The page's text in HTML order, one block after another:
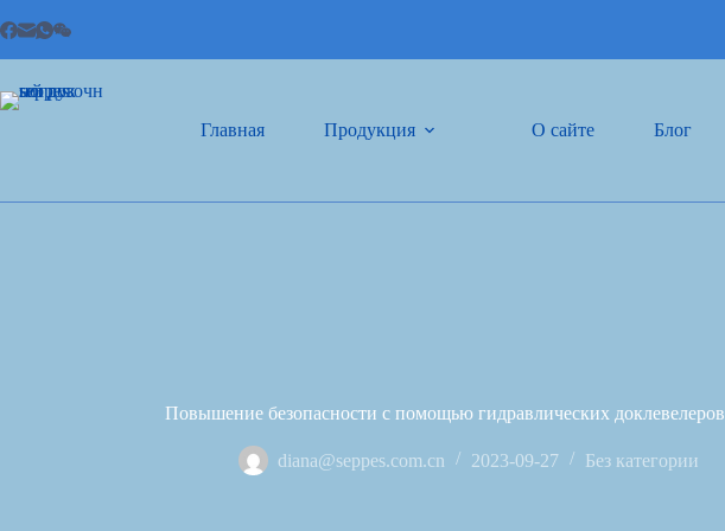
Главная Продукция О сайте Блог
Повышение безопасности с помощью гидравлических доклевелеров
diana@seppes.com.cn 2023-09-27 Без категории